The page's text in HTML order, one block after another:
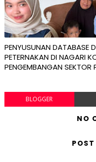
PENYUSUNAN DATABASE
PETERNAKAN DI NAGARI
PENGEMBANGAN SEKTOR
BLOGGER
NO